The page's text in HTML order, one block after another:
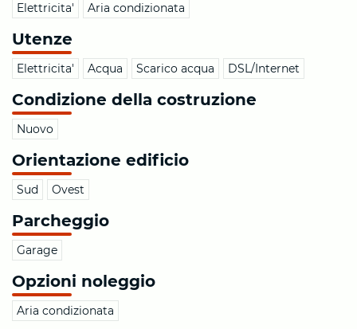
Elettricita' Aria condizionata
Utenze
Elettricita' Acqua Scarico acqua DSL/Internet
Condizione della costruzione
Nuovo
Orientazione edificio
Sud Ovest
Parcheggio
Garage
Opzioni noleggio
Aria condizionata